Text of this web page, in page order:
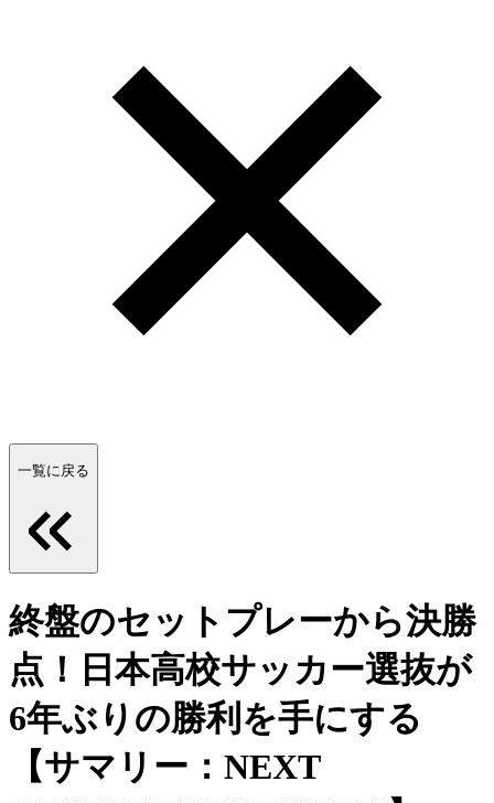
一覧に戻る
終盤のセットプレーから決勝
点！日本高校サッカー選抜が
6年ぶりの勝利を手にする
【サマリー：NEXT